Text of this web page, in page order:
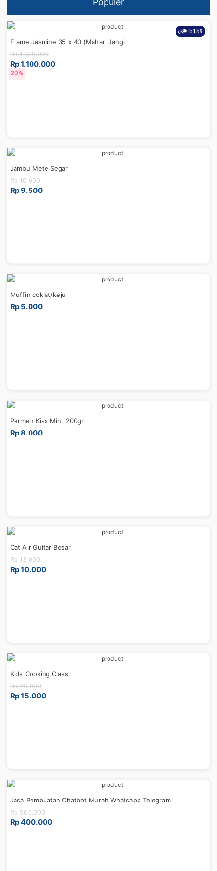
Populer
Frame Jasmine 35 x 40 (Mahar Uang)
15%
Rp 1.300.000
Rp 1.100.000
8650
Jambu Mete Segar
5%
Rp 10.000
Rp 9.500
7927
Muffin coklat/keju
Rp 5.000
7902
Permen Kiss Mint 200gr
Rp 8.000
5685
Cat Air Guitar Besar
23%
Rp 13.000
Rp 10.000
5680
Kids Cooking Class
25%
Rp 20.000
Rp 15.000
5363
Jasa Pembuatan Chatbot Murah Whatsapp Telegram
20%
Rp 500.000
Rp 400.000
5183
5159